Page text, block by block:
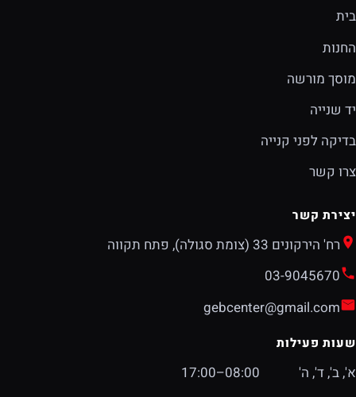
בית
החנות
מוסך מורשה
יד שנייה
בדיקה לפני קנייה
צרו קשר
יצירת קשר
רח' הירקונים 33 (צומת סגולה), פתח תקווה
03-9045670
gebcenter@gmail.com
שעות פעילות
א', ב', ד', ה'
08:00–17:00